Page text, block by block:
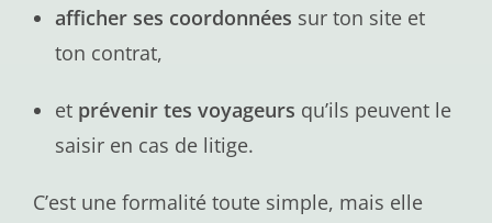
afficher ses coordonnées sur ton site et
ton contrat,
et prévenir tes voyageurs qu’ils peuvent le
saisir en cas de litige.
C’est une formalité toute simple, mais elle